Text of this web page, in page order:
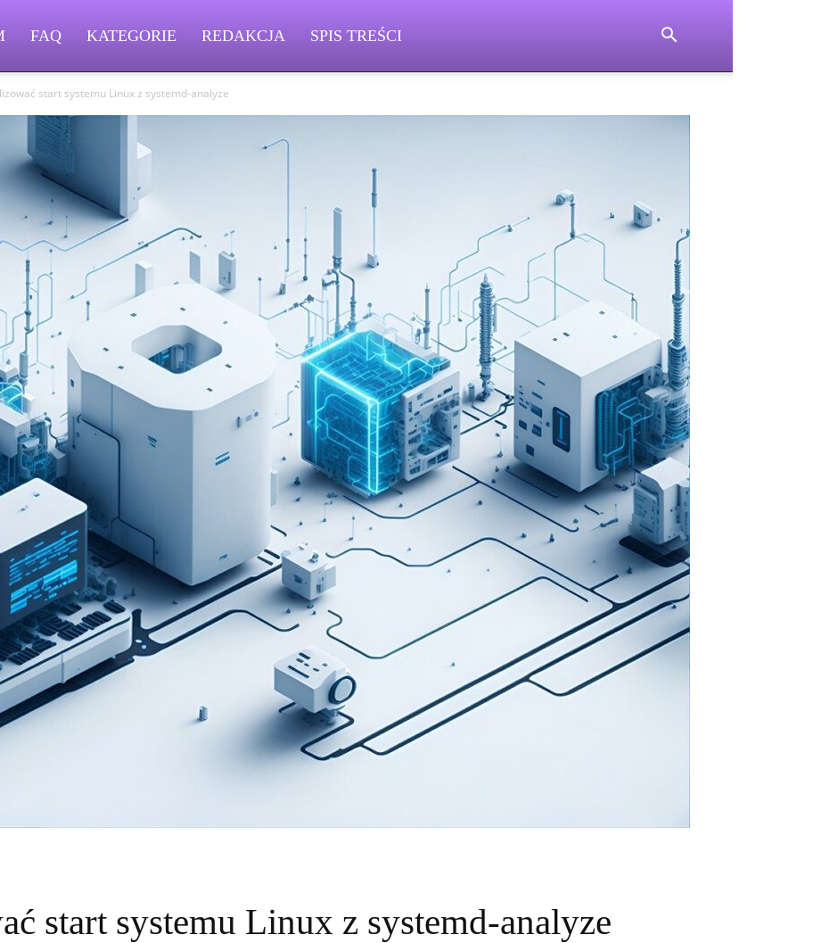
FAQ KATEGORIE REDAKCJA SPIS TREŚCI
start systemu Linux z systemd-analyze
start systemu Linux z systemd-analyze